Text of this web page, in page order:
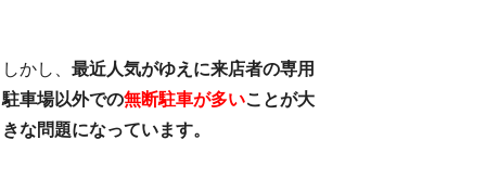
しかし、最近人気がゆえに来店者の専用
駐車場以外での無断駐車が多いことが大
きな問題になっています。